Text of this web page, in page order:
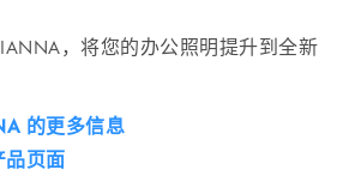
，将您的办公照明提升到全新
的更多信息
品页面